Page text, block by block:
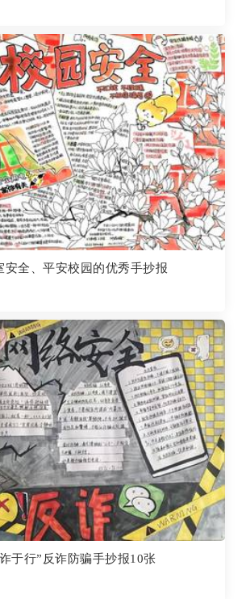
安全、平安校园的优秀手抄报
于行”反诈防骗手抄报10张